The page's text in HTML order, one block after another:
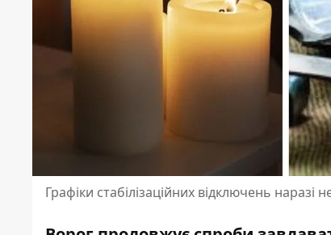
Графіки стабілізаційних відключень наразі